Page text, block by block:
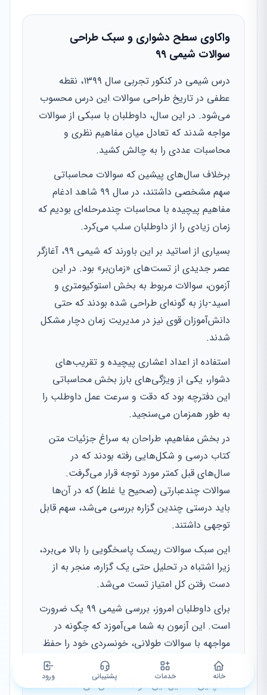
واکاوی سطح دشواری و سبک طراحی
سوالات شیمی ۹۹
درس شیمی در کنکور تجربی سال ۱۳۹۹، نقطه‌
عطفی در تاریخ طراحی سوالات این درس محسوب
می‌شود. در این سال، داوطلبان با سبکی از سوالات
مواجه شدند که تعادل میان مفاهیم نظری و
محاسبات عددی را به چالش کشید.
برخلاف سال‌های پیشین که سوالات محاسباتی
سهم مشخصی داشتند، در سال ۹۹ شاهد ادغام
مفاهیم پیچیده با محاسبات چندمرحله‌ای بودیم که
زمان زیادی را از داوطلبان سلب می‌کرد.
بسیاری از اساتید بر این باورند که شیمی ۹۹، آغازگر
عصر جدیدی از تست‌های «زمان‌بر» بود. در این
آزمون، سوالات مربوط به بخش استوکیومتری و
اسید-باز به گونه‌ای طراحی شده بودند که حتی
دانش‌آموزان قوی نیز در مدیریت زمان دچار مشکل
شدند.
استفاده از اعداد اعشاری پیچیده و تقریب‌های
دشوار، یکی از ویژگی‌های بارز بخش محاسباتی
این دفترچه بود که دقت و سرعت عمل داوطلب را
به طور همزمان می‌سنجید.
در بخش مفاهیم، طراحان به سراغ جزئیات متن
کتاب درسی و شکل‌هایی رفته بودند که در
سال‌های قبل کمتر مورد توجه قرار می‌گرفت.
سوالات چندعبارتی (صحیح یا غلط) که در آن‌ها
باید درستی چندین گزاره بررسی می‌شد، سهم قابل
توجهی داشتند.
این سبک سوالات ریسک پاسخگویی را بالا می‌برد،
زیرا اشتباه در تحلیل حتی یک گزاره، منجر به از
دست رفتن کل امتیاز تست می‌شد.
برای داوطلبان امروز، بررسی شیمی ۹۹ یک ضرورت
است. این آزمون به شما می‌آموزد که چگونه در
مواجهه با سوالات طولانی، خونسردی خود را حفظ
کنید.
همچنین، تحلیل این سوالات نشان می‌دهد که
خانه خدمات پشتیبانی ورود